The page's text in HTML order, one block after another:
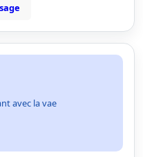
avec la vae